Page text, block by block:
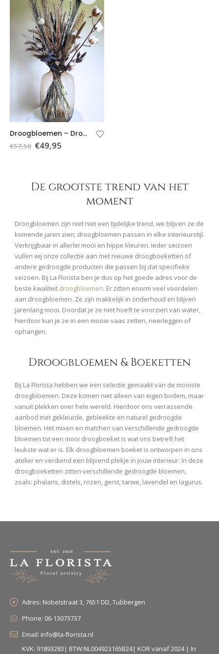
Droogbloemen – Droogboeket Pascalle (excl. vaas)
€57,50 €49,95
De grootste trend van het
moment
Droogbloemen zijn niet niet een tijdelijke trend, we blijven ze de
komende jaren zien; droogbloemen passen in elke interieurstijl.
Verkrijgbaar in allerlei mooi en hippe kleuren. Ieder seizoen
vullen wij onze collectie aan met nieuwe droogboeketten of
andere gedroogde producten die passen bij dat specifieke
seizoen. Bij La Florista ben je dus op het goede adres voor de
beste kwaliteit droogbloemen. Er zitten enorm veel voordelen
aan droogbloemen. Ze zijn makkelijk in onderhoud en blijven
jarenlang mooi. Doordat je ze niet hoeft te voorzien van water,
hierdoor kun je ze in een mooie vaas zetten, neerleggen of
ophangen.
Droogbloemen & Boeketten
Bij La Florista hebben we een selectie gemaakt van de mooiste
droogbloemen. Deze komen niet alleen van eigen bodem, maar
vanuit plekken over hele wereld. Hierdoor ons verrassende
aanbod met gekleurde, gebleekte en naturel gedroogde
bloemen. Het mixen en matchen van verschillende gedroogde
bloemen tot een mooi droogboeket is wat ons betreft het
leukste wat er is. Elk droogbloemen boeket is ontworpen in ons
atelier en verdiend een blijvend plekje in jouw interieur. In deze
droogboeketten zitten verschillende gedroogde bloemen,
zoals: phalaris, distels, rozen, gerst, tarwe, lavendel en lagurus.
Adres: Nobelstraat 3, 7651 DD, Tubbergen
Phone: 06-13073737
Email: info@la-florista.nl
KVK: 91893283| BTW:NL004923165B24| KOR vanaf 2024 | In